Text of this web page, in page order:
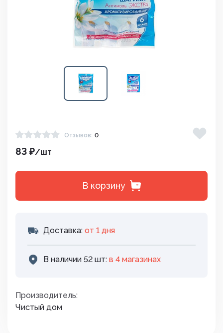
Отзывов: 0
83 ₽/шт
В корзину
Доставка: от 1 дня
В наличии 52 шт: в 4 магазинах
Производитель:
Чистый дом